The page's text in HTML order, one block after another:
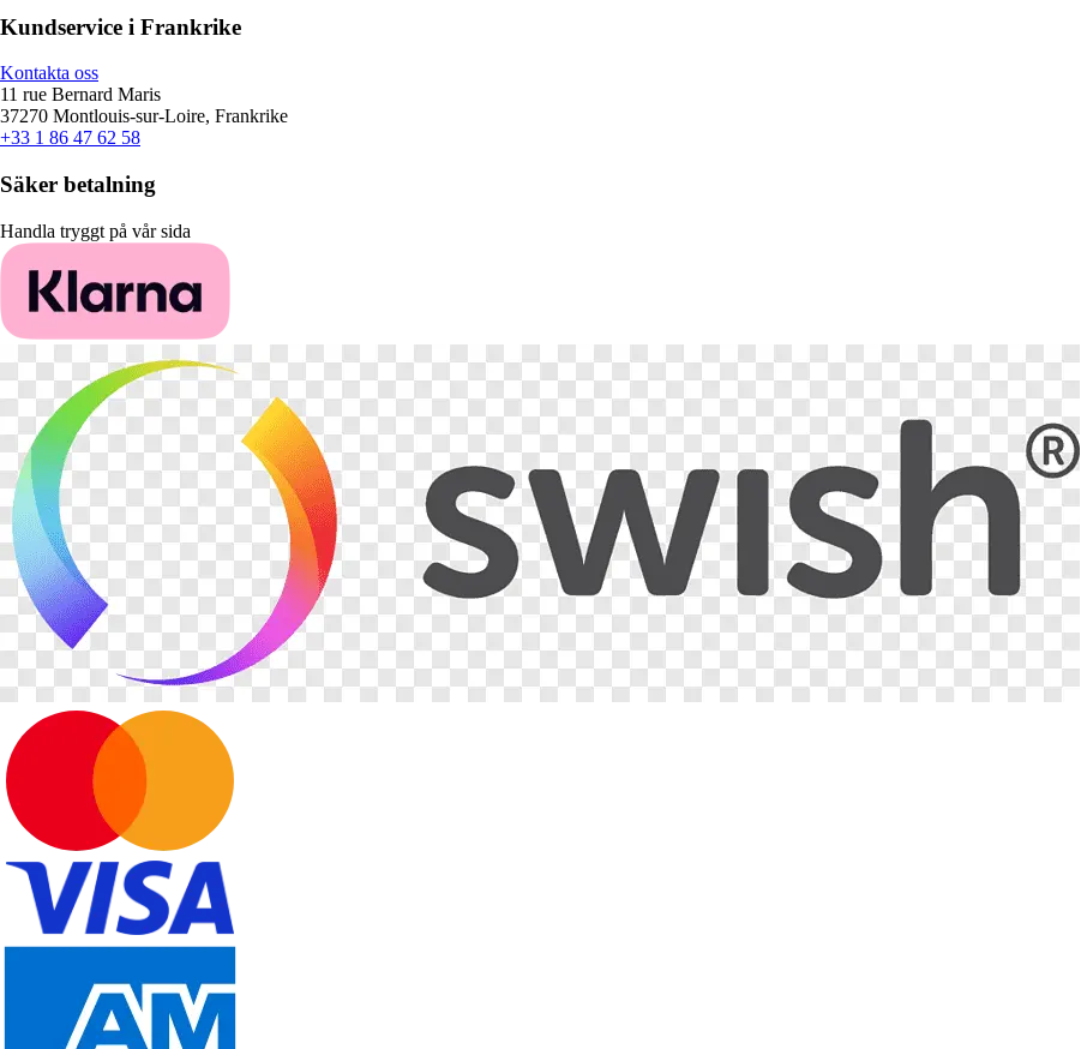
Kundservice i Frankrike
Kontakta oss
11 rue Bernard Maris
37270 Montlouis-sur-Loire, Frankrike
+33 1 86 47 62 58
Säker betalning
Handla tryggt på vår sida